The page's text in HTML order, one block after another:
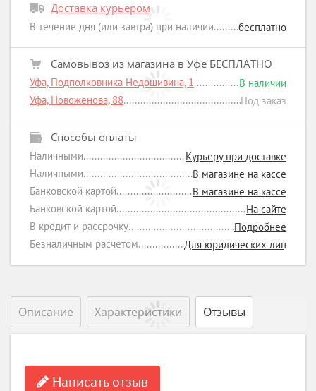
Доставка курьером
В течение дня (или завтра) при наличии бесплатно
Самовывоз из магазина в Уфе БЕСПЛАТНО
Уфа, Подполковника Недошивина, 1
В наличии
Уфа, Новоженова, 88
Под заказ
Способы оплаты
Наличными
Курьеру при доставке
Наличными
В магазине на кассе
Банковской картой
В магазине на кассе
Банковской картой
На сайте
В кредит и рассрочку
Подробнее
Безналичным расчетом
Для юридических лиц
Описание Характеристики Отзывы
Написать отзыв